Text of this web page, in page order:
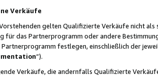
Verkäufe
gelten Qualifizierte Verkäufe nicht
für das Partnerprogramm oder andere
festlegen, einschließlich der
“).
Verkäufe, die andernfalls Qualifizierte